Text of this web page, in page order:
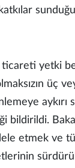
ticareti yetki
üç
aykırı
bildirildi.
etmek ve